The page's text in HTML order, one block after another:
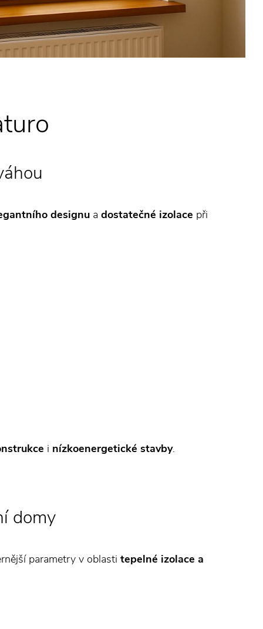
designu a dostatečné izolace při
i nízkoenergetické stavby.
domy
parametry v oblasti tepelné izolace a